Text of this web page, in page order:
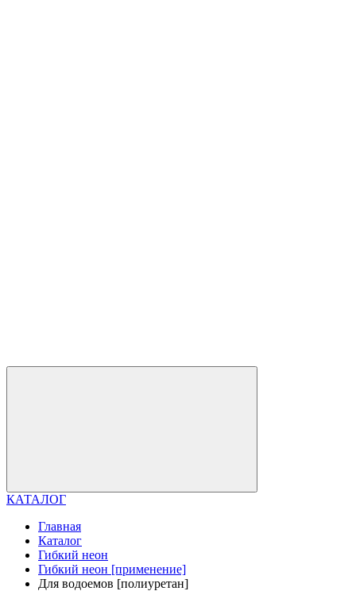
КАТАЛОГ
Главная
Каталог
Гибкий неон
Гибкий неон [применение]
Для водоемов [полиуретан]